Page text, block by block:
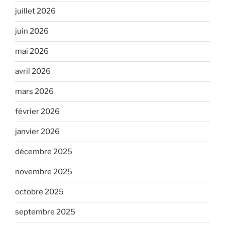
juillet 2026
juin 2026
mai 2026
avril 2026
mars 2026
février 2026
janvier 2026
décembre 2025
novembre 2025
octobre 2025
septembre 2025